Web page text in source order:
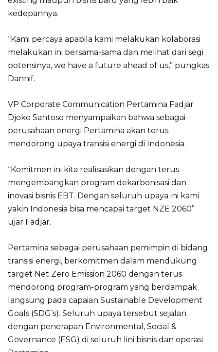
kedepannya.
“Kami percaya apabila kami melakukan kolaborasi
melakukan ini bersama-sama dan melihat dari segi
potensinya, we have a future ahead of us,” pungkas
Dannif.
VP Corporate Communication Pertamina Fadjar
Djoko Santoso menyampaikan bahwa sebagai
perusahaan energi Pertamina akan terus
mendorong upaya transisi energi di Indonesia.
“Komitmen ini kita realisasikan dengan terus
mengembangkan program dekarbonisasi dan
inovasi bisnis EBT. Dengan seluruh upaya ini kami
yakin Indonesia bisa mencapai target NZE 2060”
ujar Fadjar.
Pertamina sebagai perusahaan pemimpin di bidang
transisi energi, berkomitmen dalam mendukung
target Net Zero Emission 2060 dengan terus
mendorong program-program yang berdampak
langsung pada capaian Sustainable Development
Goals (SDG’s). Seluruh upaya tersebut sejalan
dengan penerapan Environmental, Social &
Governance (ESG) di seluruh lini bisnis dan operasi